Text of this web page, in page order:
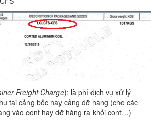
Freight Charge): là phí dịch vụ xử lý
tại cảng bốc hay cảng dỡ hàng (cho các
vào cont hay dỡ hàng ra khỏi cont…)